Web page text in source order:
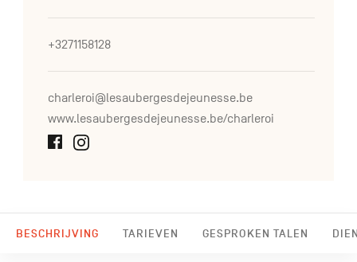
BESCHRIJVING TARIEVEN GESPROKEN TALEN
+3271158128
charleroi@lesaubergesdejeunesse.be
www.lesaubergesdejeunesse.be/charleroi